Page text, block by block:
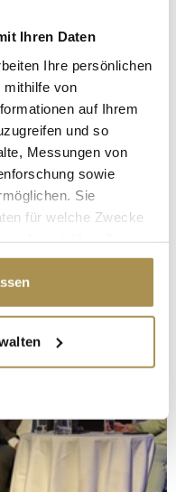
Ihren Daten
Ihre persönlichen
mithilfe von
auf Ihrem
und so
Messungen von
sowie
Sie
für welche Zwecke
auf das Privacy
Lage
Meter genau sein
identifizieren
persönlichen Daten
Präferenzen im